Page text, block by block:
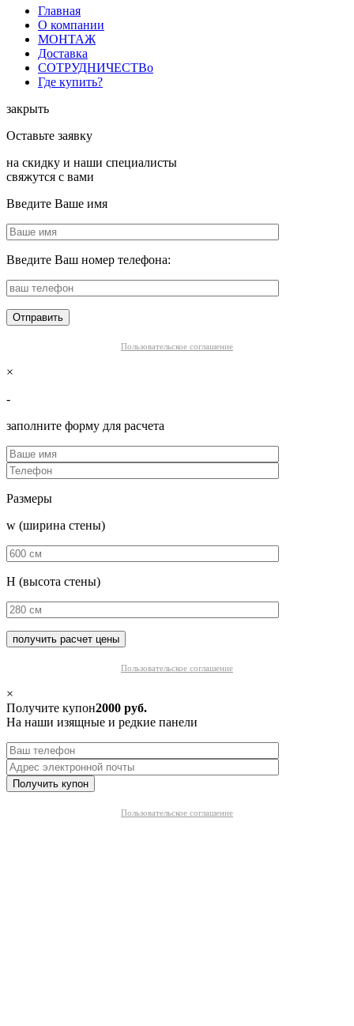
Главная
О компании
МОНТАЖ
Доставка
СОТРУДНИЧЕСТВо
Где купить?
закрыть
Оставьте заявку
на скидку и наши специалисты
свяжутся с вами
Введите Ваше имя
Введите Ваш номер телефона:
Пользовательское соглашение
×
-
заполните форму для расчета
Размеры
w (ширина стены)
H (высота стены)
Пользовательское соглашение
×
Получите купон2000 руб.
На наши изящные и редкие панели
Пользовательское соглашение